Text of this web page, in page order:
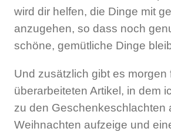
wird dir helfen, die Dinge mit
anzugehen, so dass noch
schöne, gemütliche Dinge
Und zusätzlich gibt es morgen
überarbeiteten Artikel, in dem
zu den Geschenkeschlachten
Weihnachten aufzeige und